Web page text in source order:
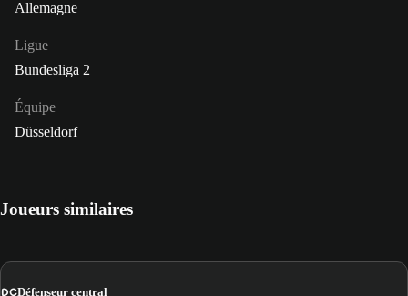
Allemagne
Ligue
Bundesliga 2
Équipe
Düsseldorf
Joueurs similaires
DCDéfenseur central